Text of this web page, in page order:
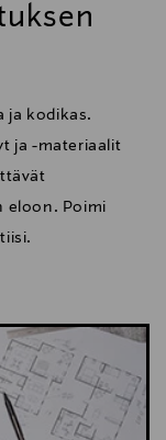
ja kodikas.
ja -materiaalit
eloon. Poimi